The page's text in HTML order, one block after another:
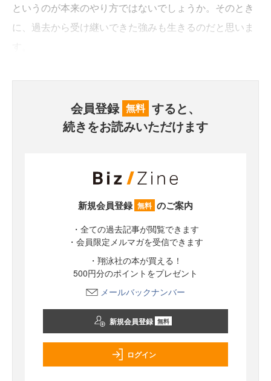
というのが本来のやり方ではないでしょうか。そのとき
に、過去から受け継いできた強みも生きるのだと思いま
会員登録 無料 すると、
続きをお読みいただけます
新規会員登録 無料 のご案内
・全ての過去記事が閲覧できます
・会員限定メルマガを受信できます
・翔泳社の本が買える！
500円分のポイントをプレゼント
メールバックナンバー
新規会員登録 無料
ログイン